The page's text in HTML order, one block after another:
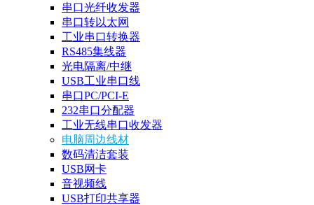
串口光纤收发器
串口转以太网
工业串口转换器
RS485集线器
光电隔离/中继
USB工业串口线
串口PC/PCI-E
232串口分配器
工业无线串口收发器
电脑周边线材
数码清洁套装
USB网卡
音视频线
USB打印共享器